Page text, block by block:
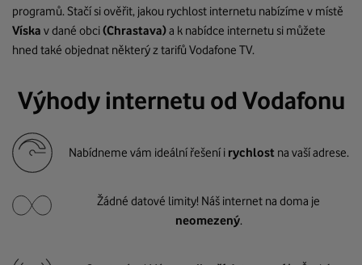
programů. Stačí si ověřit, jakou rychlost internetu nabízíme v místě
Víska v dané obci(Chrastava)a k nabídce internetu si můžete
hned také objednat některý z tarifů Vodafone TV.
Výhody internetu od Vodafonu
Nabídneme vám ideální řešení i rychlost na vaší adrese.
Žádné datové limity! Náš internet na doma je
neomezený.